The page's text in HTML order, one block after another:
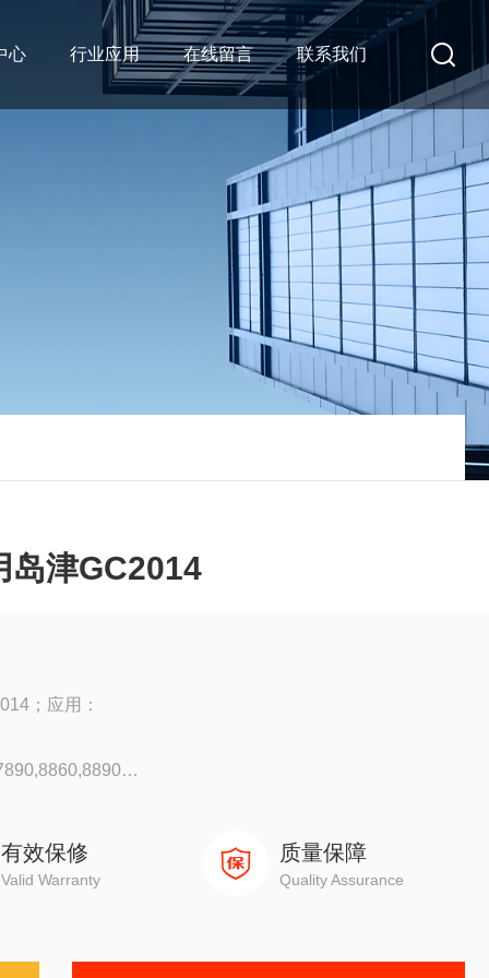
心 行业应用 在线留言 联系我们
岛津GC2014
；应用：
有效保修
Valid Warranty
质量保障
Quality Assurance